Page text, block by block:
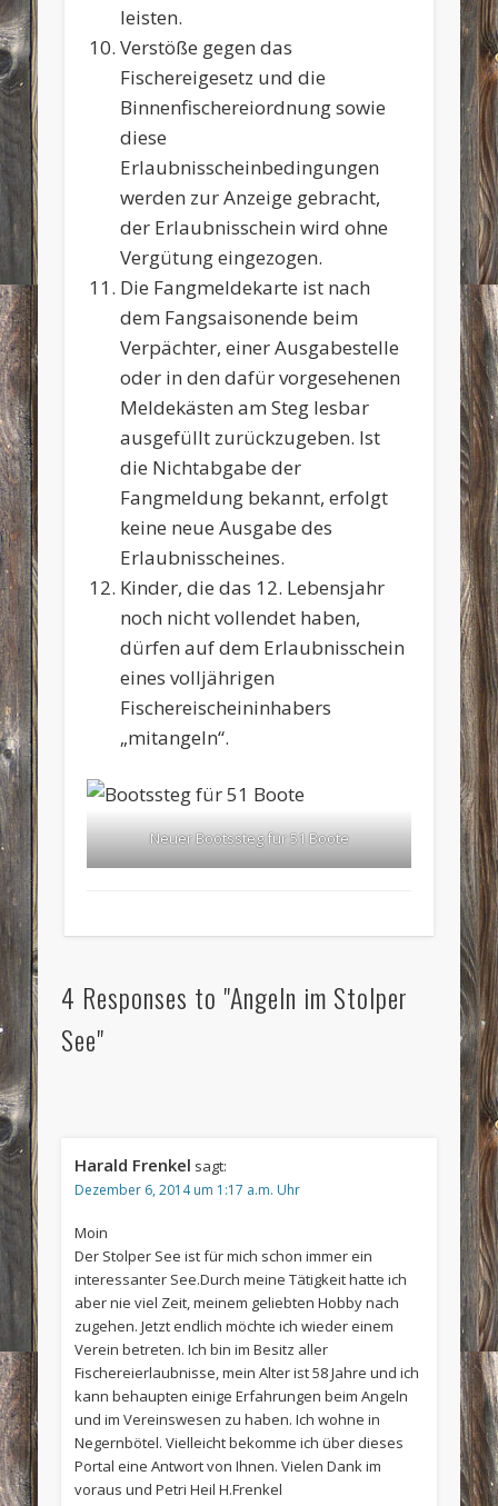
leisten.
Verstöße gegen das
Fischereigesetz und die
Binnenfischereiordnung sowie
diese
Erlaubnisscheinbedingungen
werden zur Anzeige gebracht,
der Erlaubnisschein wird ohne
Vergütung eingezogen.
Die Fangmeldekarte ist nach
dem Fangsaisonende beim
Verpächter, einer Ausgabestelle
oder in den dafür vorgesehenen
Meldekästen am Steg lesbar
ausgefüllt zurückzugeben. Ist
die Nichtabgabe der
Fangmeldung bekannt, erfolgt
keine neue Ausgabe des
Erlaubnisscheines.
Kinder, die das 12. Lebensjahr
noch nicht vollendet haben,
dürfen auf dem Erlaubnisschein
eines volljährigen
Fischereischeininhabers
„mitangeln“.
Neuer Bootssteg für 51 Boote
4 Responses to "Angeln im Stolper
See"
Harald Frenkel sagt:
Dezember 6, 2014 um 1:17 a.m. Uhr
Moin
Der Stolper See ist für mich schon immer ein
interessanter See.Durch meine Tätigkeit hatte ich
aber nie viel Zeit, meinem geliebten Hobby nach
zugehen. Jetzt endlich möchte ich wieder einem
Verein betreten. Ich bin im Besitz aller
Fischereierlaubnisse, mein Alter ist 58 Jahre und ich
kann behaupten einige Erfahrungen beim Angeln
und im Vereinswesen zu haben. Ich wohne in
Negernbötel. Vielleicht bekomme ich über dieses
Portal eine Antwort von Ihnen. Vielen Dank im
voraus und Petri Heil H.Frenkel